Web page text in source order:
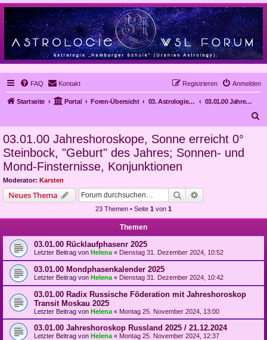
FAQ Kontakt Anmelden
Registrieren
Startseite Portal Foren-Übersicht 03. Astrologie im Alltag, Mundanastrologie, Stundenastrologie, Objekt-Astrologie
03.01.00 Jahreshoroskope, Sonne erreicht 0° Steinbock, "Geburt" des Jahres; Sonnen- und Mond-Finsternisse, Konjunktionen
03.01.00 Jahreshoroskope, Sonne erreicht 0°
Steinbock, "Geburt" des Jahres; Sonnen- und
Mond-Finsternisse, Konjunktionen
Moderator: Karsten
Neues Thema Suche
23 Themen • Seite 1 von 1
Themen
03.01.00 Rücklaufphasenr 2025
Letzter Beitrag von Helena « Dienstag 31. Dezember 2024, 10:52
03.01.00 Mondphasenkalender 2025
Letzter Beitrag von Helena « Dienstag 31. Dezember 2024, 10:42
03.01.00 Radix Russische Föderation mit Jahreshoroskop
Transit Moskau 2025
Letzter Beitrag von Helena « Montag 25. November 2024, 13:00
03.01.00 Jahreshoroskop Russland 2025 / 21.12.2024
Letzter Beitrag von Helena « Montag 25. November 2024, 12:37